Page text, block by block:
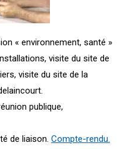
« environnement, santé »
visite du site de
visite du site de la
publique,
de liaison. Compte-rendu.